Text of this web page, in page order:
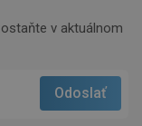
v aktuálnom